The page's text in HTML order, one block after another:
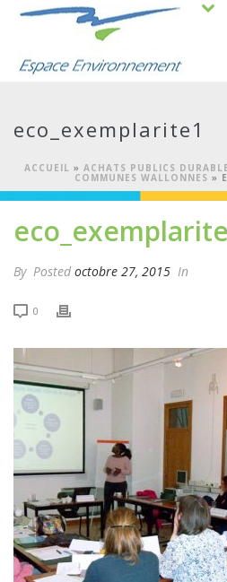
eco_exemplarite1
ACCUEIL » ACHATS PUBLICS
COMMUNES WALLONNES »
By Posted octobre 27, 2015 In
0